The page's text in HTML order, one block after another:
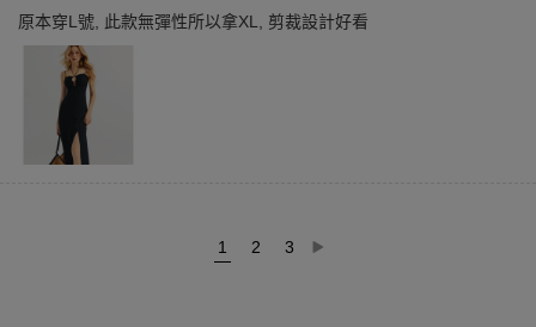
原本穿L號, 此款無彈性所以拿XL, 剪裁設計好看
1 2 3